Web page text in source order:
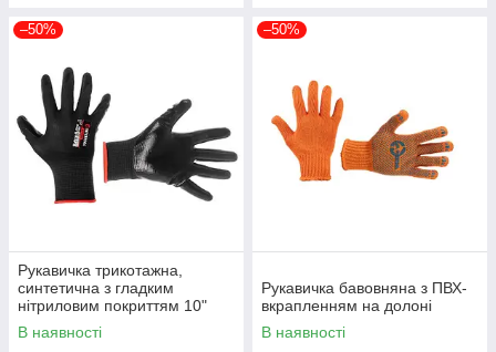
–50%
Рукавичка трикотажна,
синтетична з гладким
нітриловим покриттям 10"
STORM ТМ "ІНТЕРТУЛ" SP-
0188
В наявності
–50%
Рукавичка бавовняна з ПВХ-
вкрапленням на долоні
В наявності